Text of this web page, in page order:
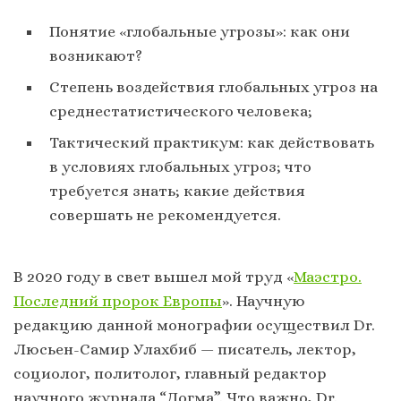
Понятие «глобальные угрозы»: как они
возникают?
Степень воздействия глобальных угроз на
среднестатистического человека;
Тактический практикум: как действовать
в условиях глобальных угроз; что
требуется знать; какие действия
совершать не рекомендуется.
В 2020 году в свет вышел мой труд «Маэстро.
Последний пророк Европы». Научную
редакцию данной монографии осуществил Dr.
Люсьен-Самир Улахбиб — писатель, лектор,
социолог, политолог, главный редактор
научного журнала “Догма”. Что важно, Dr.